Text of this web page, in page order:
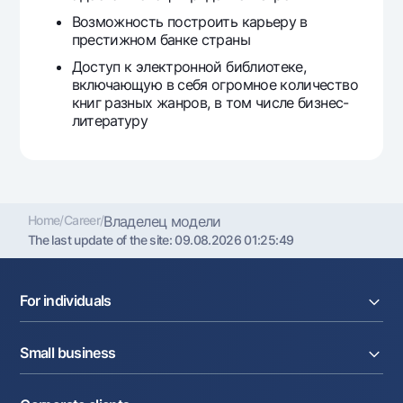
Возможность построить карьеру в
престижном банке страны
Доступ к электронной библиотеке,
включающую в себя огромное количество
книг разных жанров, в том числе бизнес-
литературу
Home/Career/Владелец модели
The last update of the site:09.08.2026 01:25:49
For individuals
Deposits
Cards
Money transfers
Small business